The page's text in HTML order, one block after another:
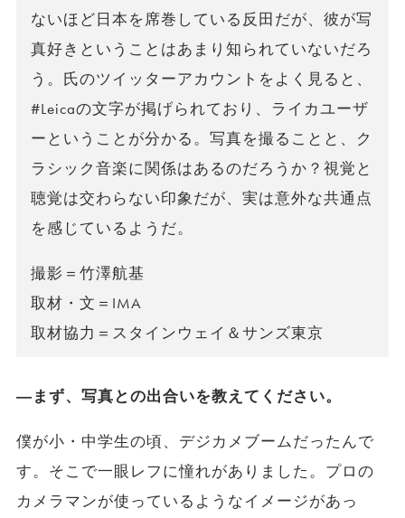
ないほど日本を席巻している反田だが、彼が写
真好きということはあまり知られていないだろ
う。氏のツイッターアカウントをよく見ると、
#Leicaの文字が掲げられており、ライカユーザ
ーということが分かる。写真を撮ることと、ク
ラシック音楽に関係はあるのだろうか？視覚と
聴覚は交わらない印象だが、実は意外な共通点
を感じているようだ。
撮影＝竹澤航基
取材・文＝IMA
取材協力＝スタインウェイ＆サンズ東京
―まず、写真との出合いを教えてください。
僕が小・中学生の頃、デジカメブームだったんで
す。そこで一眼レフに憧れがありました。プロの
カメラマンが使っているようなイメージがあっ